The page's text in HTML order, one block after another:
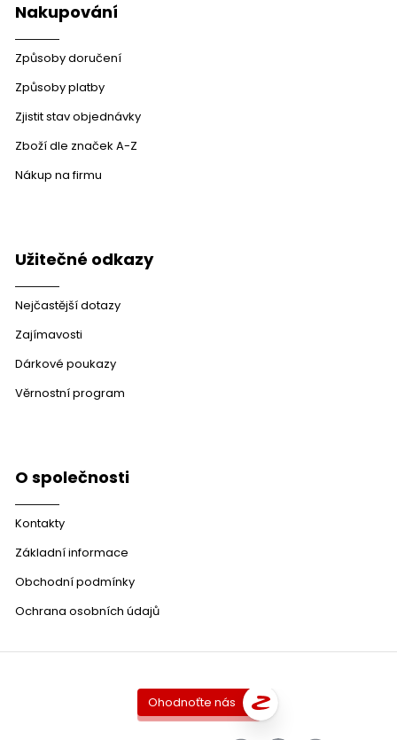
Nakupování
Způsoby doručení
Způsoby platby
Zjistit stav objednávky
Zboží dle značek A-Z
Nákup na firmu
Užitečné odkazy
Nejčastější dotazy
Zajímavosti
Dárkové poukazy
Věrnostní program
O společnosti
Kontakty
Základní informace
Obchodní podmínky
Ochrana osobních údajů
Ohodnoťte nás